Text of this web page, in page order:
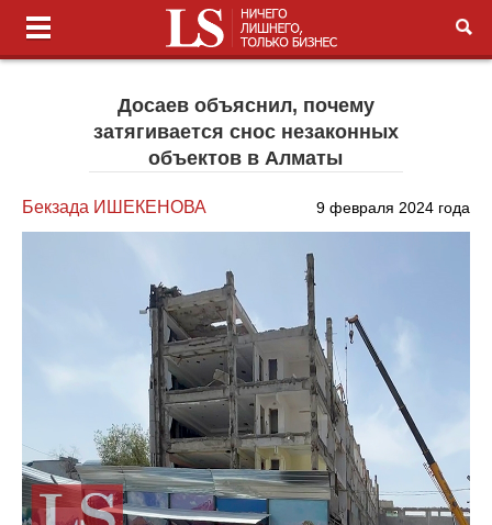
Досаев объяснил, почему
затягивается снос незаконных
объектов в Алматы
Бекзада ИШЕКЕНОВА 9 февраля 2024 года